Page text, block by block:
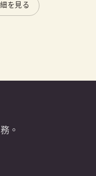
を見る
。